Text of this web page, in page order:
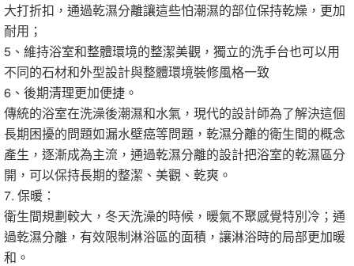
大打折扣，通過乾濕分離讓這些怕潮濕的部位保持乾燥，更加
耐用；
5、維持浴室和整體環境的整潔美觀，獨立的洗手台也可以用
不同的石材和外型設計與整體環境裝修風格一致
6、後期清理更加便捷。
傳統的浴室在洗澡後潮濕和水氣，現代的設計師為了解決這個
長期困擾的問題如漏水壁癌等問題，乾濕分離的衛生間的概念
產生，逐漸成為主流，通過乾濕分離的設計把浴室的乾濕區分
開，可以保持長期的整潔、美觀、乾爽。
7. 保暖：
衛生間規劃較大，冬天洗澡的時候，暖氣不聚感覺特別冷；通
過乾濕分離，有效限制淋浴區的面積，讓淋浴時的局部更加暖
和。